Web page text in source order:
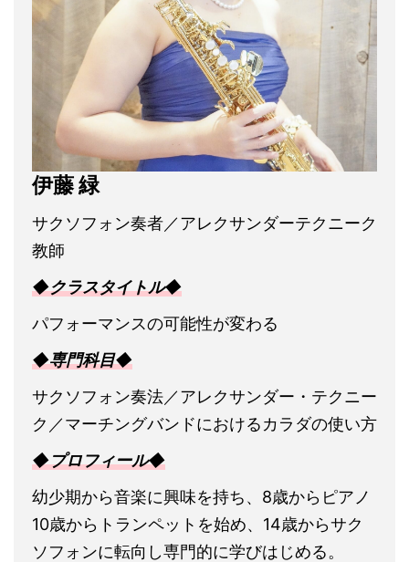
伊藤 緑
サクソフォン奏者／アレクサンダーテクニーク
教師
◆クラスタイトル◆
パフォーマンスの可能性が変わる
◆専門科目◆
サクソフォン奏法／アレクサンダー・テクニー
ク／マーチングバンドにおけるカラダの使い方
◆プロフィール◆
幼少期から音楽に興味を持ち、8歳からピアノ
10歳からトランペットを始め、14歳からサク
ソフォンに転向し専門的に学びはじめる。